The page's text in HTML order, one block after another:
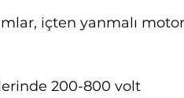
içten yanmalı
200-800 volt